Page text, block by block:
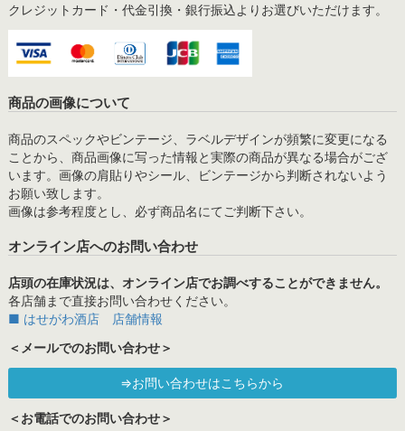
クレジットカード・代金引換・銀行振込よりお選びいただけます。
商品の画像について
商品のスペックやビンテージ、ラベルデザインが頻繁に変更になる
ことから、商品画像に写った情報と実際の商品が異なる場合がござ
います。画像の肩貼りやシール、ビンテージから判断されないよう
お願い致します。
画像は参考程度とし、必ず商品名にてご判断下さい。
オンライン店へのお問い合わせ
店頭の在庫状況は、オンライン店でお調べすることができません。
各店舗まで直接お問い合わせください。
■ はせがわ酒店 店舗情報
＜メールでのお問い合わせ＞
⇒お問い合わせはこちらから
＜お電話でのお問い合わせ＞